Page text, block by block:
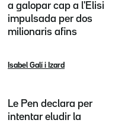
a galopar cap a l'Elisi
impulsada per dos
milionaris afins
Isabel Galí i Izard
Le Pen declara per
intentar eludir la